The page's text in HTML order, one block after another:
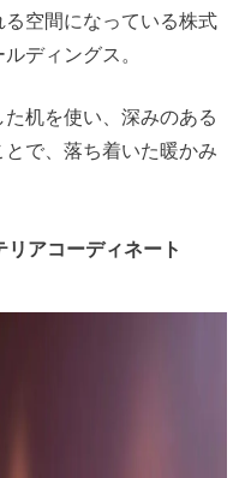
空間になっている株式
ディングス。
机を使い、深みのある
で、落ち着いた暖かみ
アコーディネート